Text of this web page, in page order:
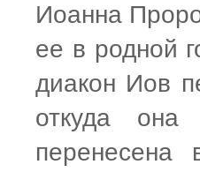
Иоанна
ее в родной
диакон Иов
откуда она
перенесена